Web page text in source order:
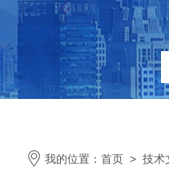
我的位置： 首页 > 技术